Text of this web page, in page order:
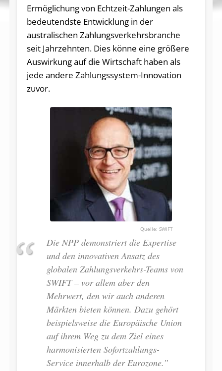
Ermöglichung von Echtzeit-Zahlungen als
bedeutendste Entwicklung in der
australischen Zahlungsverkehrsbranche
seit Jahrzehnten. Dies könne eine größere
Auswirkung auf die Wirtschaft haben als
jede andere Zahlungssystem-Innovation
zuvor.
SWIFT
Die NPP demonstriert die Expertise
und den innovativen Ansatz des
globalen Zahlungsverkehrs-Teams von
SWIFT – vor allem aber den
Mehrwert, den wir auch anderen
Märkten bieten können. Dazu gehört
beispielsweise die Europäische Union
auf ihrem Weg zu dem Ziel eines
harmonisierten Sofortzahlungs-
Service innerhalb der Eurozone.”